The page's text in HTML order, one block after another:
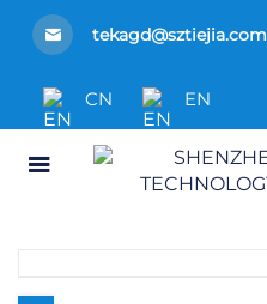
tekagd@sztiejia.com
CN EN